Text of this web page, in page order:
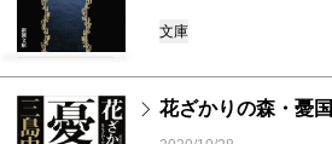
文庫
花ざかりの森・憂国